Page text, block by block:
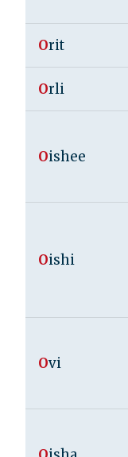
Orit
Orli
Oishee
Oishi
Ovi